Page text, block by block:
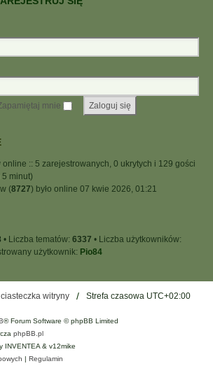
mnie
online :: 5 zarejestrowanych, 0 ukrytych i 129 gości
minut)
(8727) było online 07 kwie 2026, 01:21
• Liczba tematów: 6337 • Liczba użytkowników:
użytkownik: Pio84
witryny Strefa czasowa UTC+02:00
® Forum Software © phpBB Limited
phpBB.pl
INVENTEA & v12mike
| Regulamin